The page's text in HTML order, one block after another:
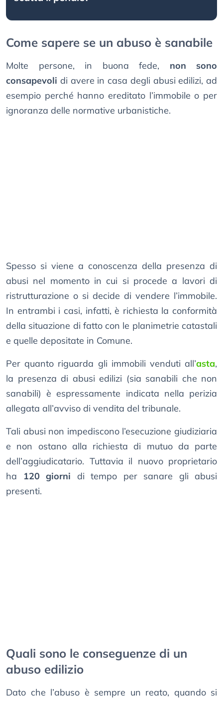
Come sapere se un abuso è sanabile
Molte persone, in buona fede, non sono
consapevoli di avere in casa degli abusi edilizi, ad
esempio perché hanno ereditato l’immobile o per
ignoranza delle normative urbanistiche.
Spesso si viene a conoscenza della presenza di
abusi nel momento in cui si procede a lavori di
ristrutturazione o si decide di vendere l’immobile.
In entrambi i casi, infatti, è richiesta la conformità
della situazione di fatto con le planimetrie catastali
e quelle depositate in Comune.
Per quanto riguarda gli immobili venduti all’asta,
la presenza di abusi edilizi (sia sanabili che non
sanabili) è espressamente indicata nella perizia
allegata all’avviso di vendita del tribunale.
Tali abusi non impediscono l’esecuzione giudiziaria
e non ostano alla richiesta di mutuo da parte
dell’aggiudicatario. Tuttavia il nuovo proprietario
ha
120 giorni di tempo per sanare gli abusi
presenti.
Quali sono le conseguenze di un
abuso edilizio
Dato che l’abuso è sempre un reato, quando si